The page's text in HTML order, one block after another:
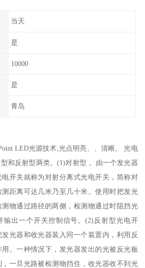
当天
是
10000
是
青岛
LED光源技术,光点明亮、、清晰。 光电
和反射型两类。(1)对射型 。由一个发光器
开关就称为对射分离式光电开关，简称对
距离可达几米乃至几十米。使用时把发光
物通过路径的两侧，检测物通过时阻挡光
输出一个开关控制信号。(2)反射型光电开
光器和收光器装入同一个装置内，利用反
。一种情况下，发光器发出的光被反光板
一旦光路被检测物挡住，收光器收不到光